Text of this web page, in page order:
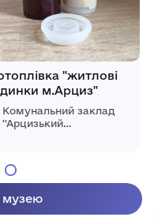
"житлові
м.Арциз"
Комунальний заклад
''Арцизький
ради
музею